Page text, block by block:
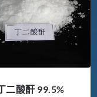
二酸酐 99.5%